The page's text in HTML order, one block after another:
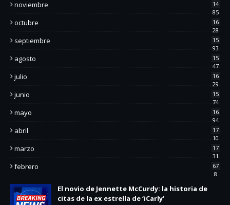
noviembre
14
85
octubre
16
28
septiembre
15
93
agosto
15
47
julio
16
29
junio
15
74
mayo
16
94
abril
17
10
marzo
17
31
febrero
67
8
El novio de Jennette McCurdy: la historia de
citas de la ex estrella de ‘iCarly’